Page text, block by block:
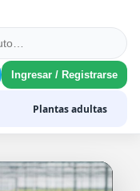
Plantas adultas
Ingresar / Registrarse